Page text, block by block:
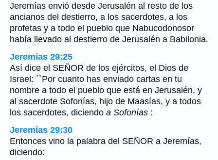
Jeremías envió desde Jerusalén al resto de los
ancianos del destierro, a los sacerdotes, a los
profetas y a todo el pueblo que Nabucodonosor
había llevado al destierro de Jerusalén a Babilonia.
Jeremías 29:25
Así dice el SEÑOR de los ejércitos, el Dios de
Israel: ``Por cuanto has enviado cartas en tu
nombre a todo el pueblo que está en Jerusalén, y
al sacerdote Sofonías, hijo de Maasías, y a todos
los sacerdotes, diciendo a Sofonías :
Jeremías 29:30
Entonces vino la palabra del SEÑOR a Jeremías,
diciendo: